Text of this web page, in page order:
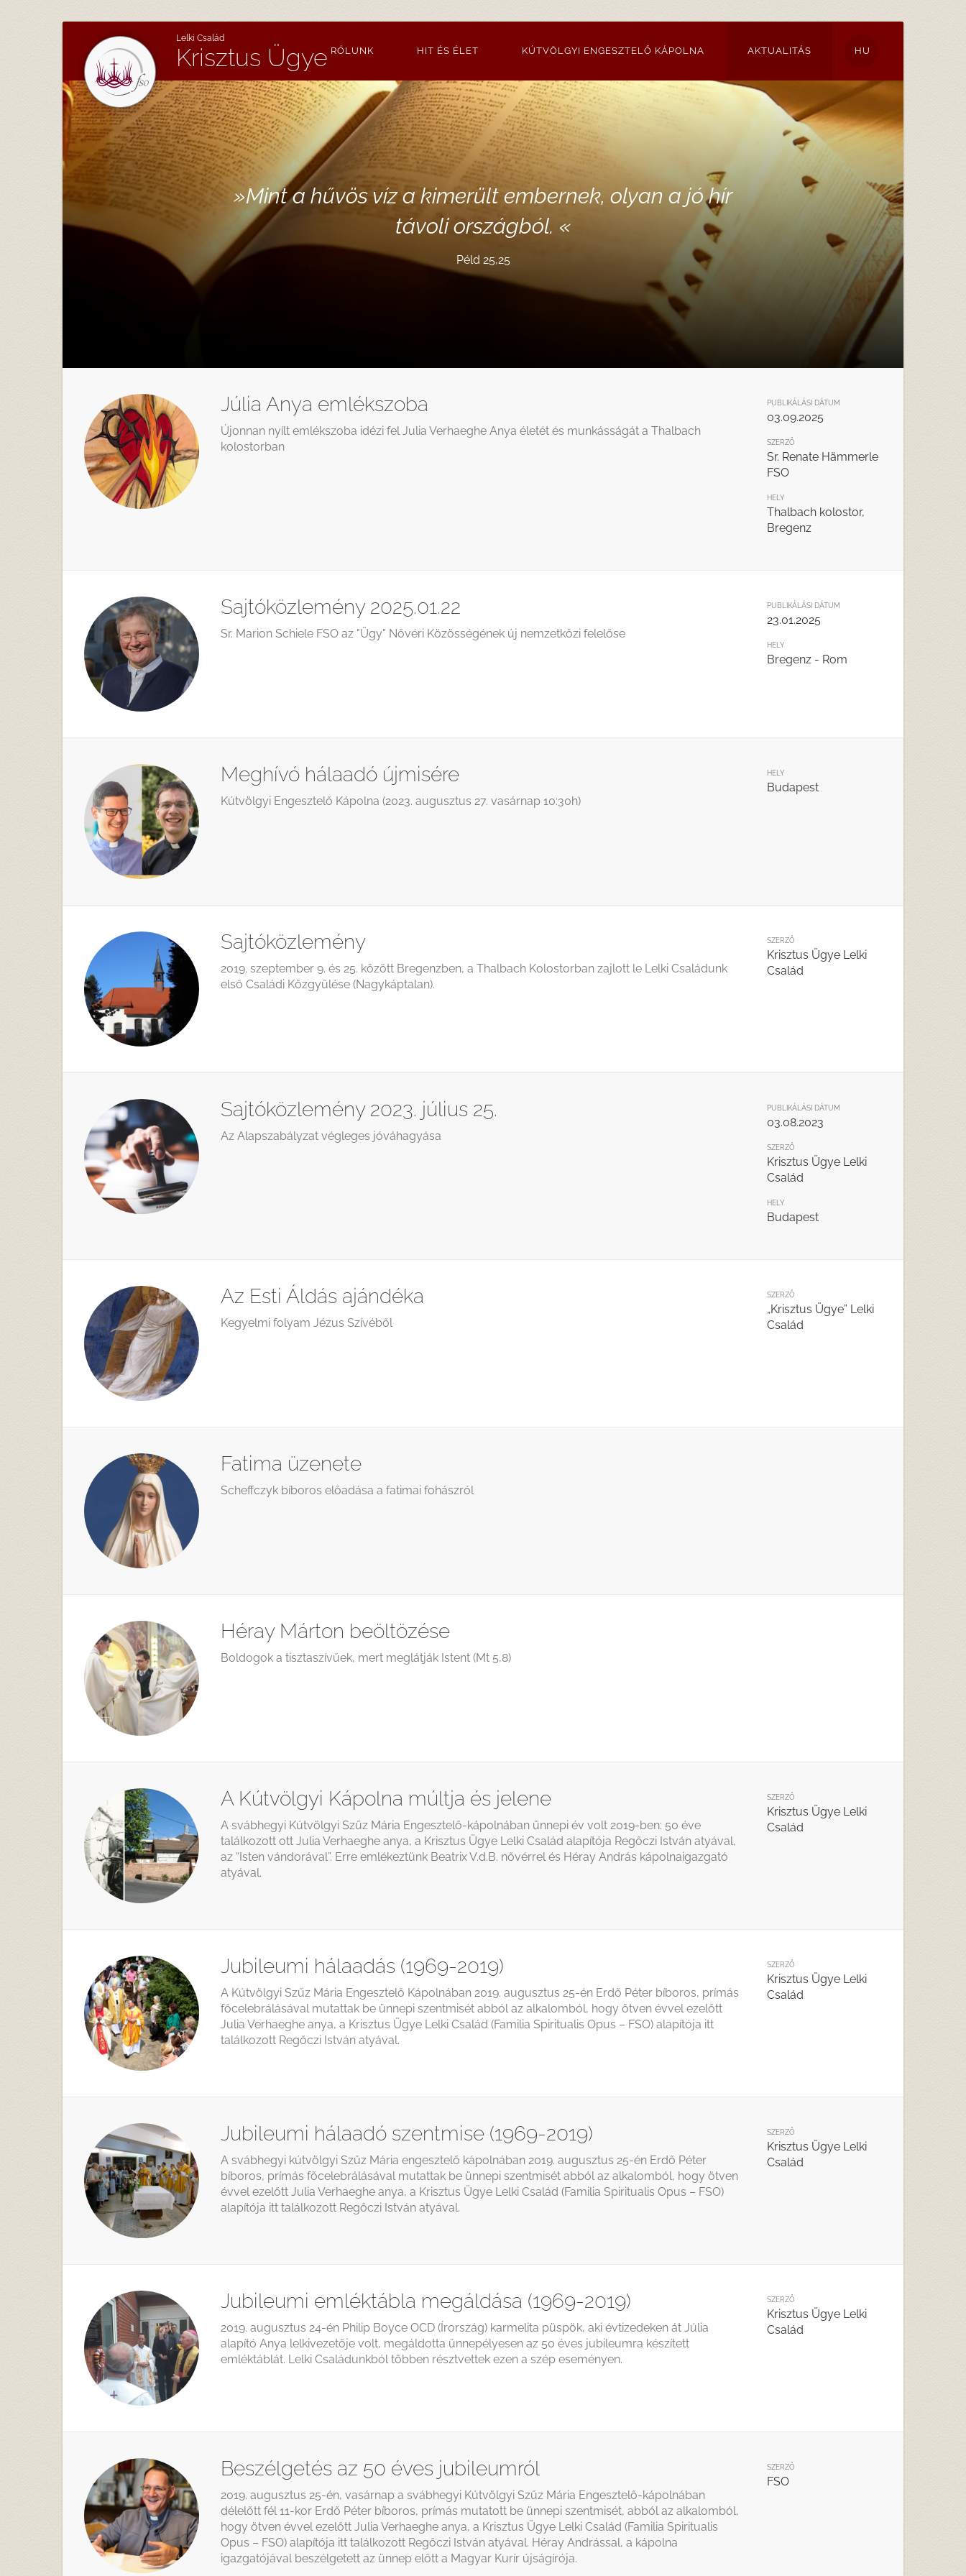
Lelki Család
Krisztus Ügye RÓLUNK HIT ÉS ÉLET KÚTVÖLGYI ENGESZTELŐ KÁPOLNA AKTUALITÁS HU
»Mint a hűvös víz a kimerült embernek, olyan a jó hír
távoli országból. «
Péld 25,25
Júlia Anya emlékszoba
Újonnan nyílt emlékszoba idézi fel Julia Verhaeghe Anya életét és munkásságát a Thalbach
kolostorban
PUBLIKÁLÁSI DÁTUM
03.09.2025
SZERZŐ
Sr. Renate Hämmerle
FSO
HELY
Thalbach kolostor,
Bregenz
Sajtóközlemény 2025.01.22
Sr. Marion Schiele FSO az "Ügy" Nővéri Közösségének új nemzetközi felelőse
PUBLIKÁLÁSI DÁTUM
23.01.2025
HELY
Bregenz - Rom
Meghívó hálaadó újmisére
Kútvölgyi Engesztelő Kápolna (2023. augusztus 27. vasárnap 10:30h)
HELY
Budapest
Sajtóközlemény
2019. szeptember 9. és 25. között Bregenzben, a Thalbach Kolostorban zajlott le Lelki Családunk
első Családi Közgyűlése (Nagykáptalan).
SZERZŐ
Krisztus Ügye Lelki
Család
Sajtóközlemény 2023. július 25.
Az Alapszabályzat végleges jóváhagyása
PUBLIKÁLÁSI DÁTUM
03.08.2023
SZERZŐ
Krisztus Ügye Lelki
Család
HELY
Budapest
Az Esti Áldás ajándéka
Kegyelmi folyam Jézus Szívéből
SZERZŐ
„Krisztus Ügye” Lelki
Család
Fatima üzenete
Scheffczyk bíboros előadása a fatimai fohászról
Héray Márton beöltözése
Boldogok a tisztaszívűek, mert meglátják Istent (Mt 5,8)
A Kútvölgyi Kápolna múltja és jelene
A svábhegyi Kútvölgyi Szűz Mária Engesztelő-kápolnában ünnepi év volt 2019-ben: 50 éve
találkozott ott Julia Verhaeghe anya, a Krisztus Ügye Lelki Család alapítója Regőczi István atyával,
az “Isten vándorával”. Erre emlékeztünk Beatrix V.d.B. nővérrel és Héray András kápolnaigazgató
atyával.
SZERZŐ
Krisztus Ügye Lelki
Család
Jubileumi hálaadás (1969-2019)
A Kútvölgyi Szűz Mária Engesztelő Kápolnában 2019. augusztus 25-én Erdő Péter bíboros, prímás
főcelebrálásával mutattak be ünnepi szentmisét abból az alkalomból, hogy ötven évvel ezelőtt
Julia Verhaeghe anya, a Krisztus Ügye Lelki Család (Familia Spiritualis Opus – FSO) alapítója itt
találkozott Regőczi István atyával.
SZERZŐ
Krisztus Ügye Lelki
Család
Jubileumi hálaadó szentmise (1969-2019)
A svábhegyi kútvölgyi Szűz Mária engesztelő kápolnában 2019. augusztus 25-én Erdő Péter
bíboros, prímás főcelebrálásával mutattak be ünnepi szentmisét abból az alkalomból, hogy ötven
évvel ezelőtt Julia Verhaeghe anya, a Krisztus Ügye Lelki Család (Familia Spiritualis Opus – FSO)
alapítója itt találkozott Regőczi István atyával.
SZERZŐ
Krisztus Ügye Lelki
Család
Jubileumi emléktábla megáldása (1969-2019)
2019. augusztus 24-én Philip Boyce OCD (Írország) karmelita püspök, aki évtizedeken át Júlia
alapító Anya lelkivezetője volt, megáldotta ünnepélyesen az 50 éves jubileumra készített
emléktáblát. Lelki Családunkból többen résztvettek ezen a szép eseményen.
SZERZŐ
Krisztus Ügye Lelki
Család
Beszélgetés az 50 éves jubileumról
2019. augusztus 25-én, vasárnap a svábhegyi Kútvölgyi Szűz Mária Engesztelő-kápolnában
délelőtt fél 11-kor Erdő Péter bíboros, prímás mutatott be ünnepi szentmisét, abból az alkalomból,
hogy ötven évvel ezelőtt Julia Verhaeghe anya, a Krisztus Ügye Lelki Család (Familia Spiritualis
Opus – FSO) alapítója itt találkozott Regőczi István atyával. Héray Andrással, a kápolna
igazgatójával beszélgetett az ünnep előtt a Magyar Kurír újságírója.
SZERZŐ
FSO